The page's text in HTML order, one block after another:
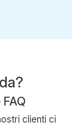
clienti ci